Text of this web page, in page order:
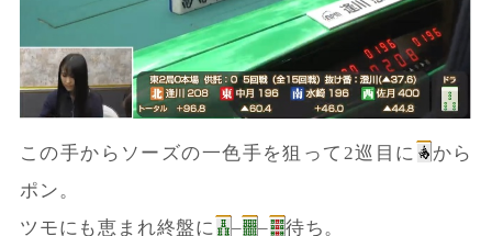
この手からソーズの一色手を狙って2巡目に
から
ポン。
ツモにも恵まれ終盤に
– – 待ち。